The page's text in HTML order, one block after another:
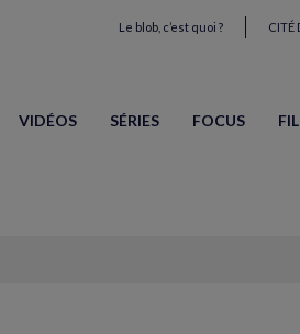
Le blob, c’est quoi ? CITÉ
VIDÉOS SÉRIES FOCUS